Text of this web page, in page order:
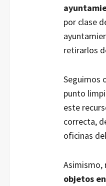
por clase
retirarlos
Seguimos
punto
este
correcta,
oficinas
Asimismo,
objetos